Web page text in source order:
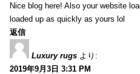
Nice blog here! Also your website
loaded up as quickly as yours lol
返信
Luxury rugs より:
2019年9月3日 3:31 PM